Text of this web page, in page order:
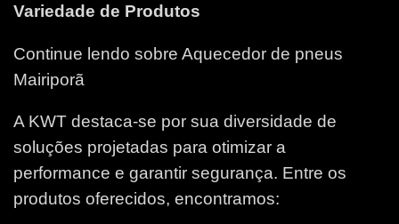
Variedade de Produtos
Continue lendo sobre Aquecedor de pneus
Mairiporã
A KWT destaca-se por sua diversidade de
soluções projetadas para otimizar a
performance e garantir segurança. Entre os
produtos oferecidos, encontramos: